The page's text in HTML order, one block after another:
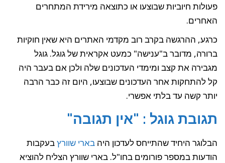
פעולות חיוביות שבוצעו או כתוצאה מירידת המתחרים
האחרים.
כרגע, ההרגשה בקרב רוב מקדמי האתרים היא שאין חוקיות
ברורה, מדובר ב"ענישה" כמעט אקראית של גוגל. גוגל
מגבירה את קצב ומימדי העדכונים שלה ולכן אם בעבר היה
קל להתחקות אחר העדכונים שבוצעו, היום זה כבר הרבה
יותר קשה עד בלתי אפשרי.
תגובת גוגל : "אין תגובה"
הבלוגר היחיד שהתייחס לעדכון היה בארי שוורץבעקבות
הודעות במספר פורומים בחו"ל. בארי שוורץ הצליח להוציא